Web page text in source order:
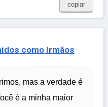
copiar
como Irmãos
mas a verdade é
é a minha maior